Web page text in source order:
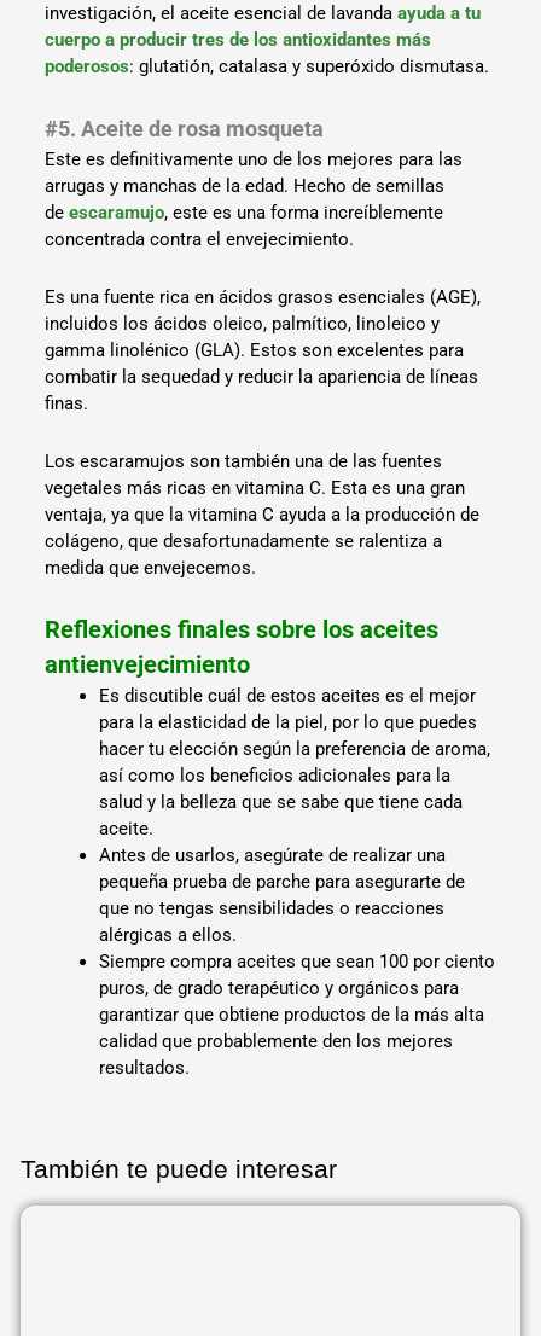
investigación, el aceite esencial de lavandaayuda a tu
cuerpo a producir tres de los antioxidantes más
poderosos: glutatión, catalasa y superóxido dismutasa.
#5. Aceite de rosa mosqueta
Este es definitivamente uno de los mejores para las
arrugas y manchas de la edad. Hecho de semillas
deescaramujo, este es una forma increíblemente
concentrada contra el envejecimiento.
Es una fuente rica en ácidos grasos esenciales (AGE),
incluidos los ácidos oleico, palmítico, linoleico y
gamma linolénico (GLA). Estos son excelentes para
combatir la sequedad y reducir la apariencia de líneas
finas.
Los escaramujos son también una de las fuentes
vegetales más ricas en vitamina C. Esta es una gran
ventaja, ya que la vitamina C ayuda a la producción de
colágeno, que desafortunadamente se ralentiza a
medida que envejecemos.
Reflexiones finales sobre los aceites
antienvejecimiento
Es discutible cuál de estos aceites es el mejor
para la elasticidad de la piel, por lo que puedes
hacer tu elección según la preferencia de aroma,
así como los beneficios adicionales para la
salud y la belleza que se sabe que tiene cada
aceite.
Antes de usarlos, asegúrate de realizar una
pequeña prueba de parche para asegurarte de
que no tengas sensibilidades o reacciones
alérgicas a ellos.
Siempre compra aceites que sean 100 por ciento
puros, de grado terapéutico y orgánicos para
garantizar que obtiene productos de la más alta
calidad que probablemente den los mejores
resultados.
También te puede interesar